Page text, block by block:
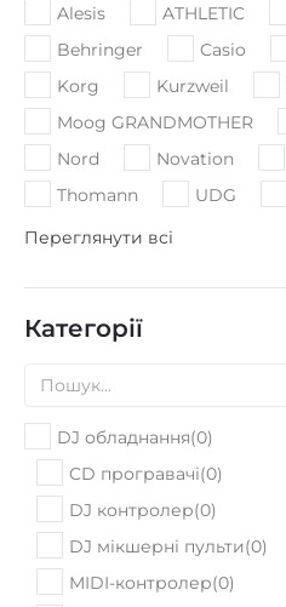
Alesis ATHLETIC
Behringer
Casio
Korg
Kurzweil
Moog GRANDMOTHER
Nord
Novation
Thomann
UDG
Переглянути всі
Категорії
DJ обладнання(0)
CD програвачі(0)
DJ контролер(0)
DJ мікшерні пульти(0)
MIDI-контролер(0)